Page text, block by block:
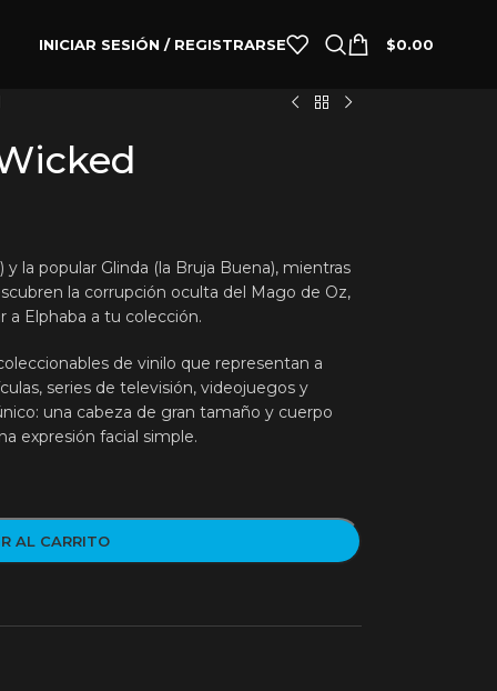
INICIAR SESIÓN / REGISTRARSE $0.00
la popular Glinda (la Bruja Buena), mientras
la corrupción oculta del Mago de Oz,
a Elphaba a tu colección.
de vinilo que representan a
series de televisión, videojuegos y
una cabeza de gran tamaño y cuerpo
expresión facial simple.
AL CARRITO